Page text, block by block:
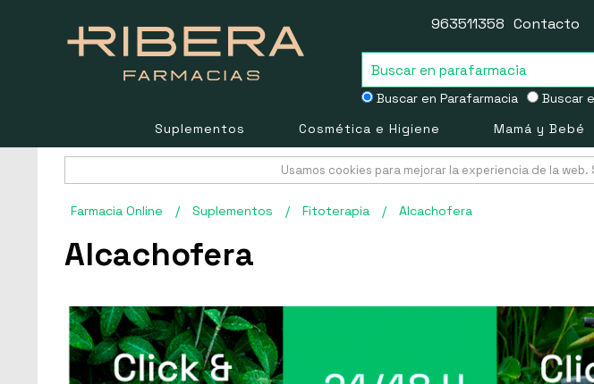
Buscar en Parafarmacia Buscar
963511358 Contacto
Suplementos Cosmética e Higiene Mamá y Bebé
Usamos cookies para mejorar la experiencia de la
Farmacia Online / Suplementos / Fitoterapia / Alcachofera
Alcachofera